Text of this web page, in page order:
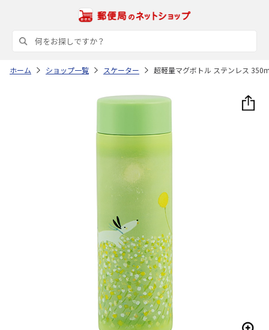
ホーム ショップ一覧 スケーター 超軽量マグボトル ステンレス